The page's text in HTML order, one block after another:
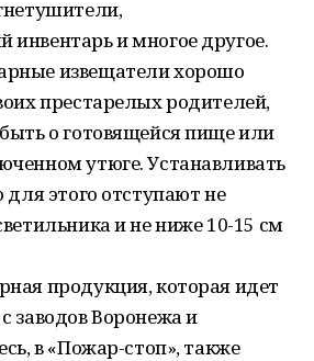
и многое другое.
извещатели хорошо
престарелых родителей,
о готовящейся пище или
утюге. Устанавливать
для этого отступают не
и не ниже 10-15 см
продукция, которая идет
заводов Воронежа и
в «Пожар-стоп», также